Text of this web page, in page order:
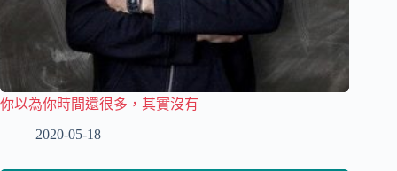
你以為你時間還很多，其實沒有
2020-05-18